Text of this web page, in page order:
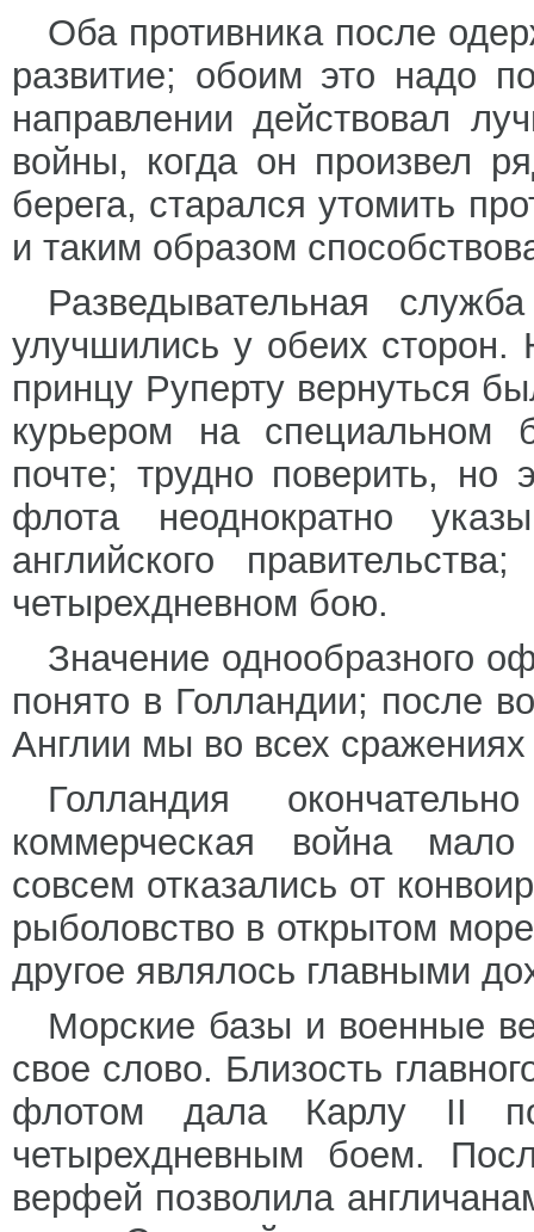
Оба противника после
развитие; обоим это надо
направлении действовал
войны, когда он произвел
берега, старался утомить
и таким образом
Разведывательная
улучшились у обеих сторон.
принцу Руперту вернуться
курьером на специальном
почте; трудно поверить, но
флота неоднократно
английского
четырехдневном бою.
Значение однообразного
понято в Голландии; после
Англии мы во всех
Голландия
коммерческая война
совсем отказались от
рыболовство в открытом
другое являлось главными
Морские базы и военные
свое слово. Близость
флотом дала Карлу II
четырехдневным боем.
верфей позволила